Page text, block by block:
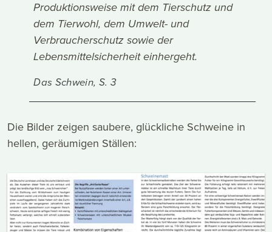
Produktionsweise mit dem Tierschutz und
dem Tierwohl, dem Umwelt- und
Verbraucherschutz sowie der
Lebensmittelsicherheit einhergeht.
Das Schwein, S. 3
Die Bilder zeigen saubere, glückliche Schweine in
hellen, geräumigen Ställen: